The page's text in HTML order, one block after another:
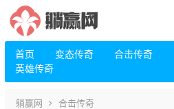
首页 变态传奇 合击传奇
英雄传奇
躺赢网 合击传奇